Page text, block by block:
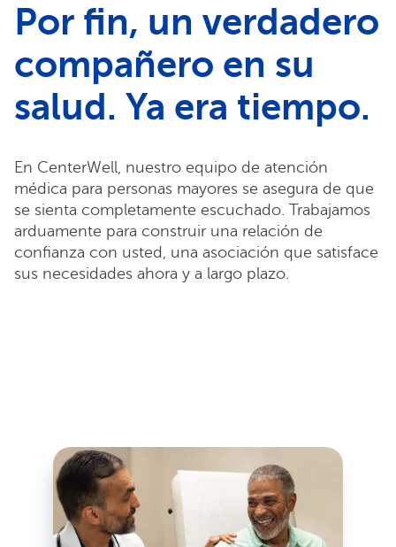
Por fin, un verdadero
compañero en su
salud. Ya era tiempo.
En CenterWell, nuestro equipo de atención
médica para personas mayores se asegura de que
se sienta completamente escuchado. Trabajamos
arduamente para construir una relación de
confianza con usted, una asociación que satisface
sus necesidades ahora y a largo plazo.